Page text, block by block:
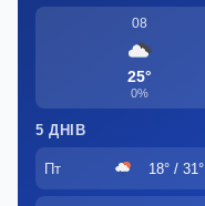
08
25°
0%
5 ДНІВ
Пт 18° / 31°